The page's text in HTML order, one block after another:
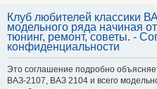
Клуб любителей классики
модельного ряда начиная
тюнинг, ремонт, советы. -
конфиденциальности
Это соглашение подробно
ВАЗ-2107, ВАЗ 2104 и всего